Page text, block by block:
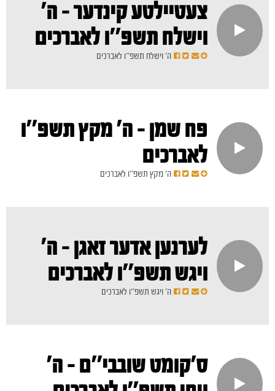
צעטיילטע קינדער - ה'
וישלח תשפ''ו לאברכים
ה' וישלח תשפ''ו לאברכים
פח שמן - ה' מקץ תשפ''ו
לאברכים
ה' מקץ תשפ''ו לאברכים
לערנען אדער זאגן - ה'
ויגש תשפ''ו לאברכים
ה' ויגש תשפ''ו לאברכים
ס'קומט שובבי''ם - ה'